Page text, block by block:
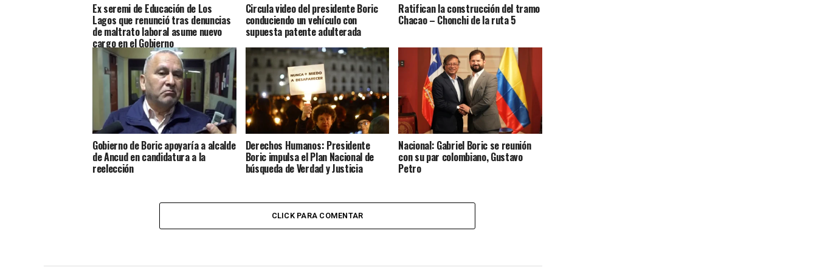
Ex seremi de Educación de Los
Lagos que renunció tras denuncias
de maltrato laboral asume nuevo
cargo en el Gobierno
Circula video del presidente Boric
conduciendo un vehículo con
supuesta patente adulterada
Ratifican la construcción del tramo
Chacao – Chonchi de la ruta 5
Gobierno de Boric apoyaría a alcalde
de Ancud en candidatura a la
reelección
Derechos Humanos: Presidente
Boric impulsa el Plan Nacional de
búsqueda de Verdad y Justicia
Nacional: Gabriel Boric se reunión
con su par colombiano, Gustavo
Petro
CLICK PARA COMENTAR